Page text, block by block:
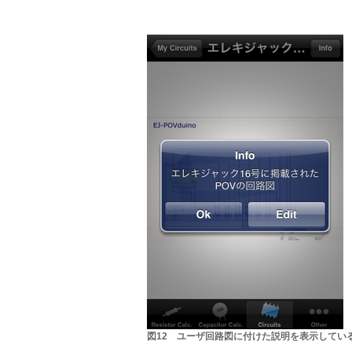
図12 ユーザ回路図に付けた説明を表示してい